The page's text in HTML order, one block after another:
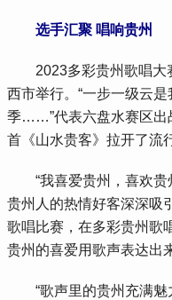
选手汇聚 唱响贵州
2023多彩贵州歌唱大
西市举行。“一步一级云
季……”代表六盘水赛区出
首《山水贵客》拉开了流
“我喜爱贵州，喜欢贵
贵州人的热情好客深深吸
歌唱比赛，在多彩贵州歌
贵州的喜爱用歌声表达出
“歌声里的贵州充满魅